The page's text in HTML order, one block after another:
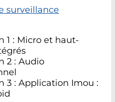
surveillance
1 : Micro et haut-
2 : Audio
3 : Application Imou :